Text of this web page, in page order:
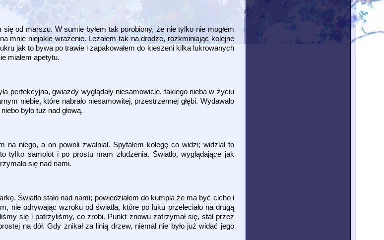
od marszu. W sumie byłem tak porobiony, że nie tylko nie mogłem
mnie niejakie wrażenie. Leżałem tak na drodze, rozkminiając kolejne
jak to bywa po trawie i zapakowałem do kieszeni kilka lukrowanych
miałem apetytu.
perfekcyjna, gwiazdy wyglądały niesamowicie, takiego nieba w życiu
niebie, które nabrało niesamowitej, przestrzennej głębi. Wydawało
było tuż nad głową.
niego, a on powoli zwalniał. Spytałem kolegę co widzi; widział to
tylko samolot i po prostu mam złudzenia. Światło, wyglądające jak
się nad nami.
Światło stało nad nami; powiedziałem do kumpla że ma być cicho i
odrywając wzroku od światła, które po łuku przeleciało na drugą
się i patrzyliśmy, co zrobi. Punkt znowu zatrzymał się, stał przez
na dół. Gdy znikał za linią drzew, niemal nie było już widać jego